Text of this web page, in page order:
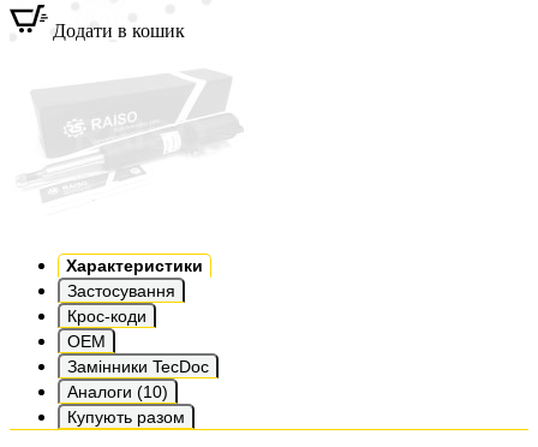
Додати в кошик
Характеристики
Застосування
Крос-коди
OEM
Замінники TecDoc
Аналоги (10)
Купують разом